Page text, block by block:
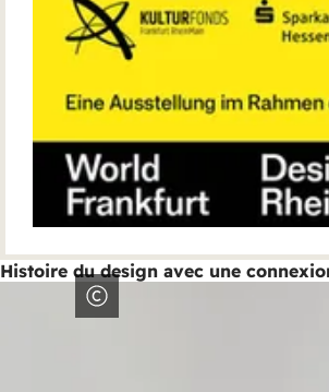
Histoire du design avec une